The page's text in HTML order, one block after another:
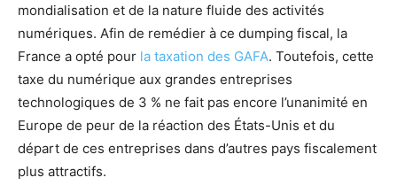
mondialisation et de la nature fluide des activités
numériques. Afin de remédier à ce dumping fiscal, la
France a opté pour la taxation des GAFA. Toutefois, cette
taxe du numérique aux grandes entreprises
technologiques de 3 % ne fait pas encore l’unanimité en
Europe de peur de la réaction des États-Unis et du
départ de ces entreprises dans d’autres pays fiscalement
plus attractifs.